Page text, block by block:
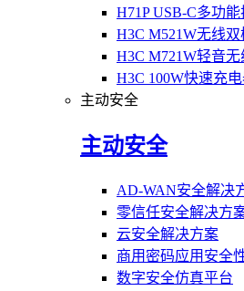
H71P USB-C多功
H3C M521W无线
H3C M721W轻音
H3C 100W快速充
主动安全
主动安全
AD-WAN安全解决
零信任安全解决方
云安全解决方案
商用密码应用安全
数字安全仿真平台